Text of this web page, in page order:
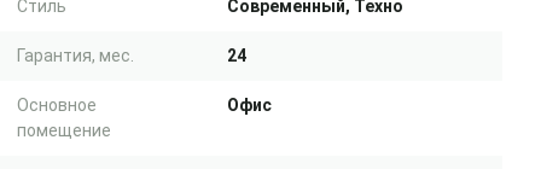
Стиль Современный, Техно
Гарантия, мес. 24
Основное
помещение
Офис